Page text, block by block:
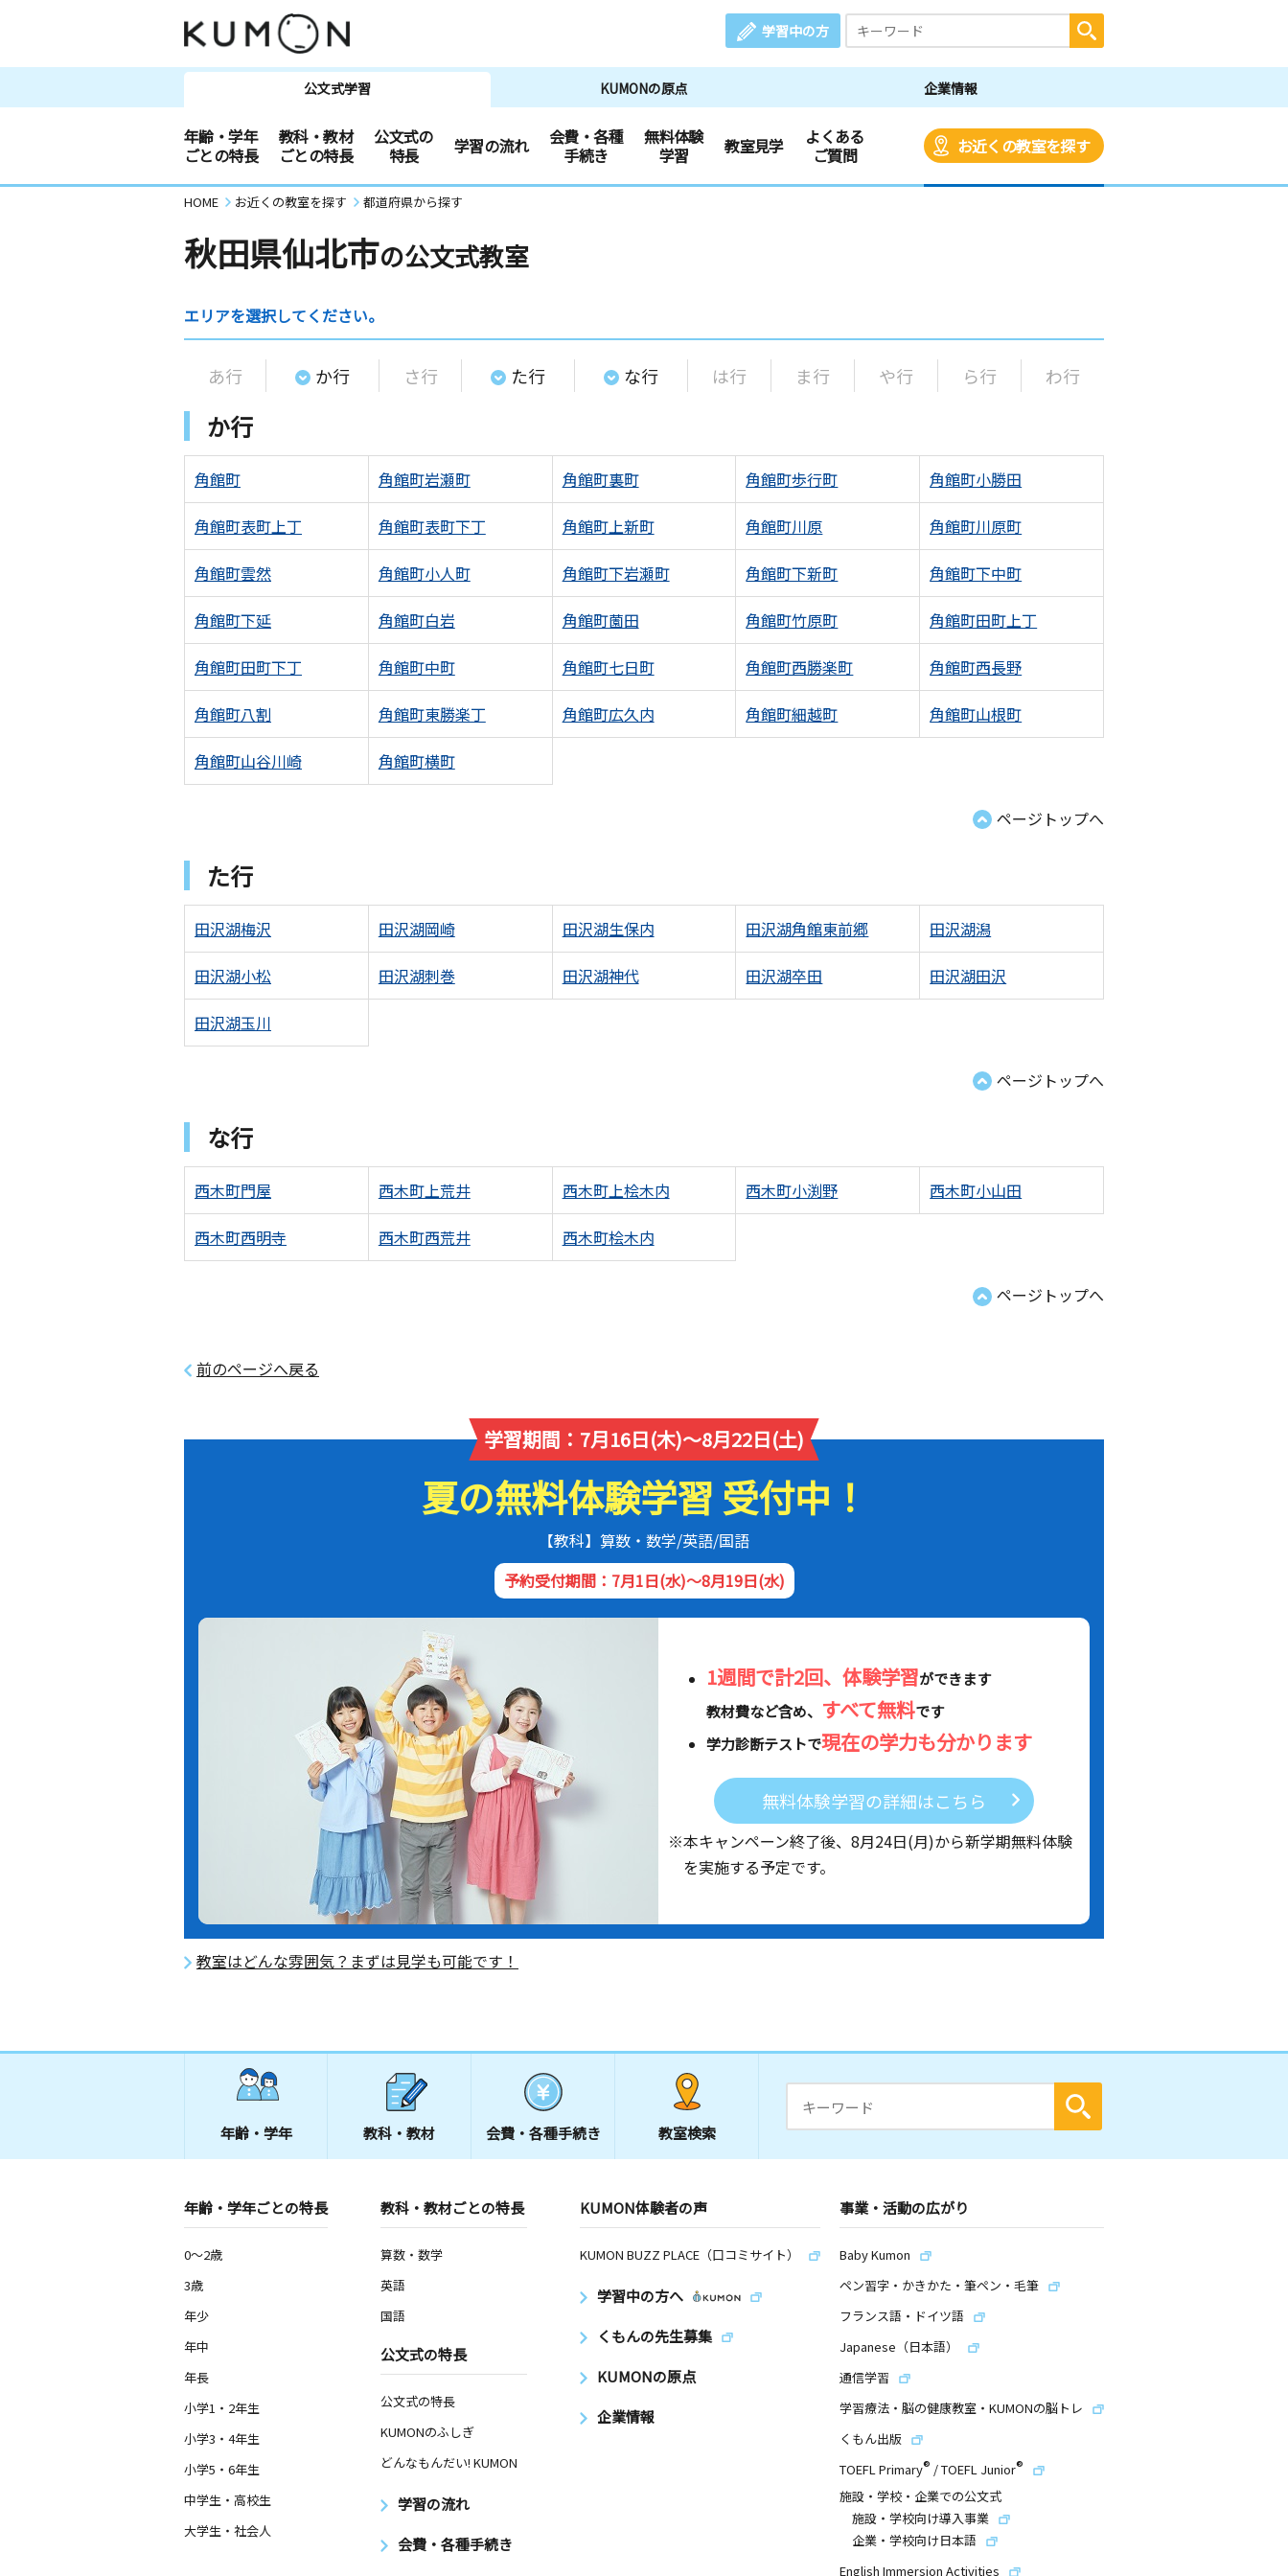
学習中の方
公文式学習 KUMONの原点 企業情報
年齢・学年
ごとの特長
教科・教材
ごとの特長
公文式の
特長
学習の流れ
会費・各種
手続き
無料体験
学習
教室見学
よくある
ご質問
お近くの教室を探す
HOME お近くの教室を探す 都道府県から探す
秋田県仙北市の公文式教室
エリアを選択してください。
あ行 か行 さ行 た行 な行 は行 ま行 や行 ら行 わ行
か行
角館町 角館町岩瀬町 角館町裏町 角館町歩行町 角館町小勝田
角館町表町上丁 角館町表町下丁 角館町上新町 角館町川原 角館町川原町
角館町雲然 角館町小人町 角館町下岩瀬町 角館町下新町 角館町下中町
角館町下延 角館町白岩 角館町薗田 角館町竹原町 角館町田町上丁
角館町田町下丁 角館町中町 角館町七日町 角館町西勝楽町 角館町西長野
角館町八割 角館町東勝楽丁 角館町広久内 角館町細越町 角館町山根町
角館町山谷川崎 角館町横町
ページトップへ
た行
田沢湖梅沢 田沢湖岡崎 田沢湖生保内 田沢湖角館東前郷 田沢湖潟
田沢湖小松 田沢湖刺巻 田沢湖神代 田沢湖卒田 田沢湖田沢
田沢湖玉川
ページトップへ
な行
西木町門屋 西木町上荒井 西木町上桧木内 西木町小渕野 西木町小山田
西木町西明寺 西木町西荒井 西木町桧木内
ページトップへ
前のページへ戻る
学習期間：7月16日(木)～8月22日(土)
夏の無料体験学習 受付中！
【教科】算数・数学/英語/国語
予約受付期間：7月1日(水)～8月19日(水)
1週間で計2回、体験学習ができます
教材費など含め、 すべて無料です
学力診断テストで現在の学力も分かります
無料体験学習の詳細はこちら
※本キャンペーン終了後、 8月24日(月)から新学期無料体験
を実施する予定です。
教室はどんな雰囲気？まずは見学も可能です！
年齢・学年 教科・教材 会費・ 各種手続き 教室検索
年齢・学年ごとの特長
0～2歳
3歳
年少
年中
年長
小学1・2年生
小学3・4年生
小学5・6年生
中学生・高校生
大学生・社会人
教科・教材ごとの特長
算数・数学
英語
国語
公文式の特長
公文式の特長
KUMONのふしぎ
どんなもんだい! KUMON
学習の流れ
会費・各種手続き
KUMON体験者の声
KUMON BUZZ PLACE（口コミサイト）
学習中の方へ
くもんの先生募集
KUMONの原点
企業情報
事業・活動の広がり
Baby Kumon
ペン習字・かきかた・筆ペン・毛筆
フランス語・ドイツ語
Japanese（日本語）
通信学習
学習療法・脳の健康教室・KUMONの脳トレ
くもん出版
TOEFL Primary® /TOEFL Junior®
施設・学校・企業での公文式
施設・学校向け導入事業
企業・学校向け日本語
English Immersion Activities